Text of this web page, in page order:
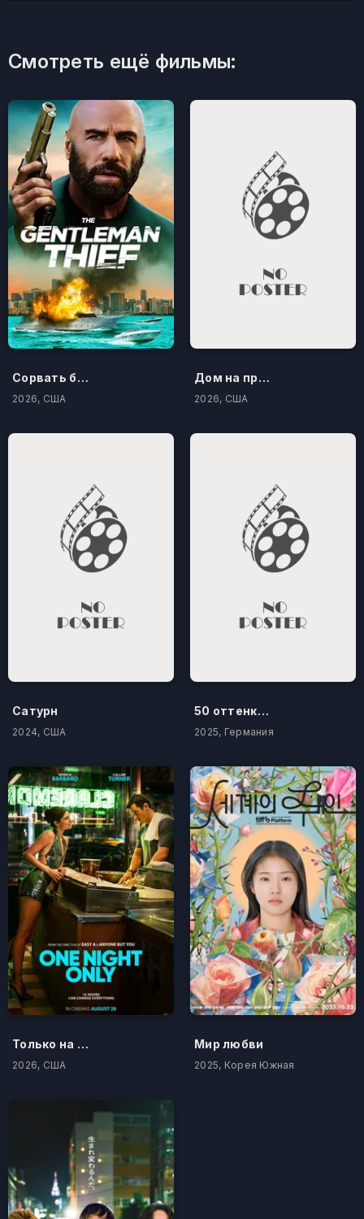
Смотреть ещё фильмы:
Сорвать банк 3: Вор-джентльмен
2026, США
Дом на проклятом холме
2026, США
Сатурн
2024, США
50 оттенков бестселлера
2025, Германия
Только на одну ночь
2026, США
Мир любви
2025, Корея Южная